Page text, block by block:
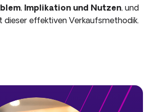
, Implikation und Nutzen, und
dieser effektiven Verkaufsmethodik.